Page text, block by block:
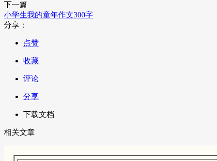
下一篇
小学生我的童年作文300字
分享：
点赞
收藏
评论
分享
下载文档
相关文章